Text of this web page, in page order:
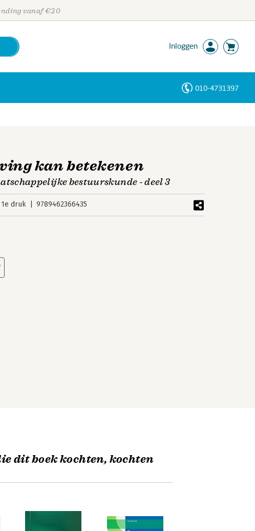
vanaf €20
Inloggen
010-4731397
kan betekenen
bestuurskunde - deel 3
1e druk 9789462366435
dit boek kochten, kochten
Personen